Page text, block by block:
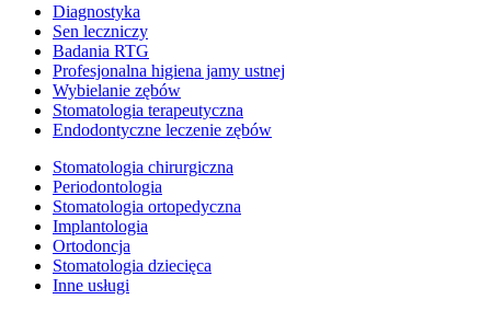
Diagnostyka
Sen leczniczy
Badania RTG
Profesjonalna higiena jamy ustnej
Wybielanie zębów
Stomatologia terapeutyczna
Endodontyczne leczenie zębów
Stomatologia chirurgiczna
Periodontologia
Stomatologia ortopedyczna
Implantologia
Ortodoncja
Stomatologia dziecięca
Inne usługi